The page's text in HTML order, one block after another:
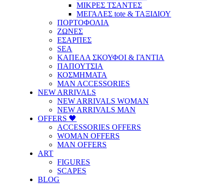
ΜΙΚΡΕΣ ΤΣΑΝΤΕΣ
ΜΕΓΑΛΕΣ tote & ΤΑΞΙΔΙΟΥ
ΠΟΡΤΟΦΟΛΙΑ
ΖΩΝΕΣ
ΕΣΑΡΠΕΣ
SEA
ΚΑΠΕΛΑ ΣΚΟΥΦΟΙ & ΓΑΝΤΙΑ
ΠΑΠΟΥΤΣΙΑ
ΚΟΣΜΗΜΑΤΑ
MAN ACCESSORIES
NEW ARRIVALS
NEW ARRIVALS WOMAN
NEW ARRIVALS MAN
OFFERS 🖤
ACCESSORIES OFFERS
WOMAN OFFERS
MAN OFFERS
ART
FIGURES
SCAPES
BLOG